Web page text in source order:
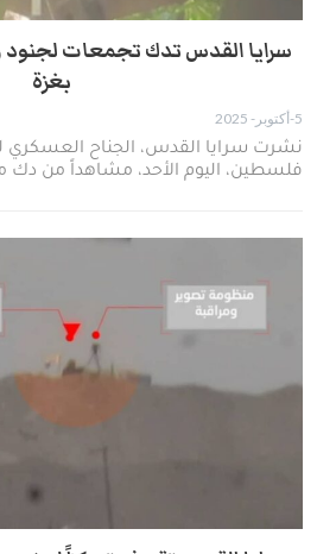
سرايا القدس تدك تجمعات لجنود
بغزة
5-أكتوبر- 2025
نشرت سرايا القدس، الجناح العسكري
فلسطين، اليوم الأحد، مشاهداً من دك